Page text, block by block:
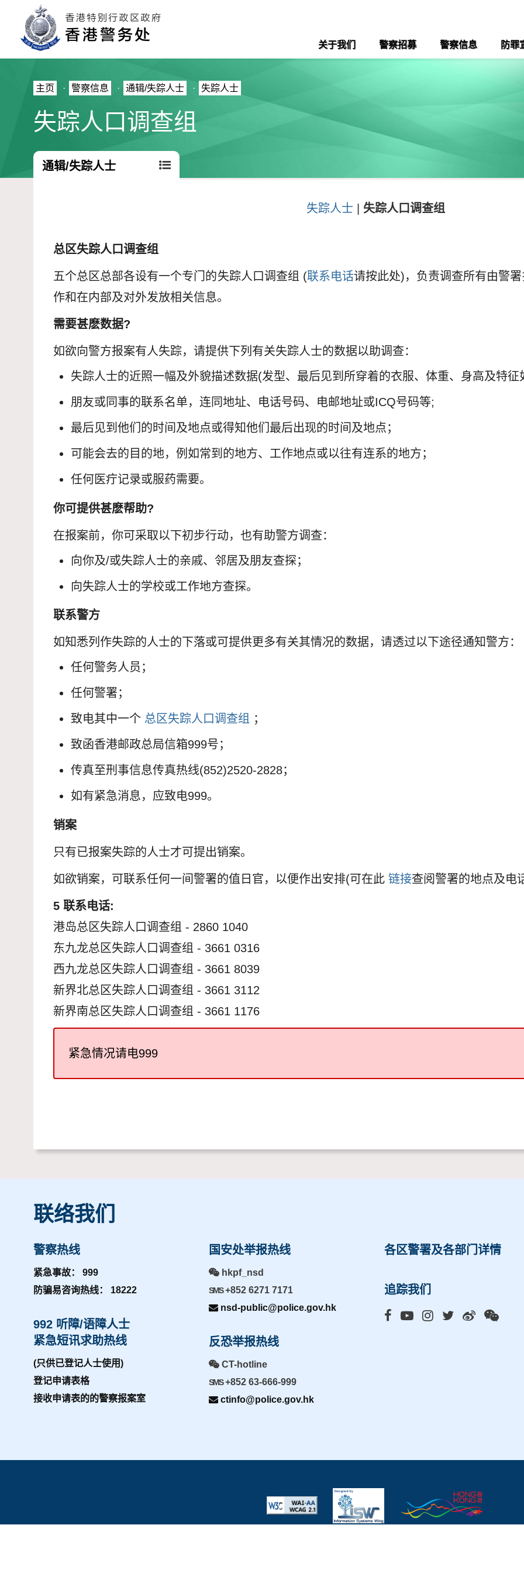
关于我们 警察招募 警察信息 防罪
主页 · 警察信息 · 通辑/失踪人士 · 失踪人士
失踪人口调查组
通辑/失踪人士
失踪人士 失踪人口调查组
总区失踪人口调查组
五个总区总部各设有一个专门的失踪人口调查组 (联系电话请按此处)，负责调查所有由警
作和在内部及对外发放相关信息。
需要甚麽数据?
如欲向警方报案有人失踪，请提供下列有关失踪人士的数据以助调查：
失踪人士的近照一幅及外貌描述数据(发型、最后见到所穿着的衣服、体重、身高及特征
朋友或同事的联系名单，连同地址、电话号码、电邮地址或ICQ号码等;
最后见到他们的时间及地点或得知他们最后出现的时间及地点；
可能会去的目的地，例如常到的地方、工作地点或以往有连系的地方；
任何医疔记录或服药需要。
你可提供甚麽帮助?
在报案前，你可采取以下初步行动，也有助警方调查：
向你及/或失踪人士的亲戚、邻居及朋友查探；
向失踪人士的学校或工作地方查探。
联系警方
如知悉列作失踪的人士的下落或可提供更多有关其情况的数据，请透过以下途径通知警方：
任何警务人员；
任何警署；
致电其中一个 总区失踪人口调查组 ；
致函香港邮政总局信箱999号；
传真至刑事信息传真热线(852)2520-2828；
如有紧急消息，应致电999。
销案
只有已报案失踪的人士才可提出销案。
如欲销案，可联系任何一间警署的值日官，以便作出安排(可在此 链接查阅警署的地点及电
5 联系电话:
港岛总区失踪人口调查组 - 2860 1040
东九龙总区失踪人口调查组 - 3661 0316
西九龙总区失踪人口调查组 - 3661 8039
新界北总区失踪人口调查组 - 3661 3112
新界南总区失踪人口调查组 - 3661 1176
紧急情况请电999
联络我们
警察热线
紧急事故： 999
防骗易咨询热线： 18222
992 听障/语障人士
紧急短讯求助热线
(只供已登记人士使用)
登记申请表格
接收申请表的的警察报案室
国安处举报热线
hkpf_nsd
SMS+852 6271 7171
nsd-public@police.gov.hk
反恐举报热线
CT-hotline
SMS+852 63-666-999
ctinfo@police.gov.hk
各区警署及各部门详情
追踪我们